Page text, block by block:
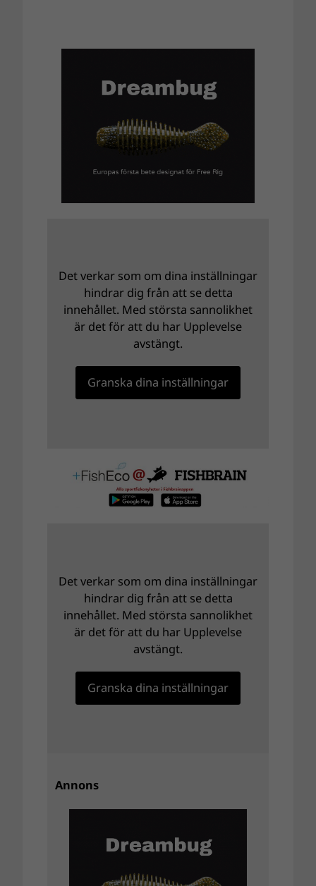
Det verkar som om dina inställningar
hindrar dig från att se detta
innehållet. Med största sannolikhet
är det för att du har Upplevelse
avstängt.
Granska dina inställningar
Det verkar som om dina inställningar
hindrar dig från att se detta
innehållet. Med största sannolikhet
är det för att du har Upplevelse
avstängt.
Granska dina inställningar
Annons